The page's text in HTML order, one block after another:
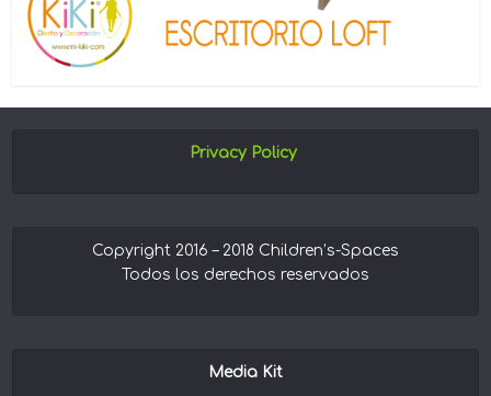
Privacy Policy
Copyright 2016 – 2018 Children’s-Spaces
Todos los derechos reservados
Media Kit